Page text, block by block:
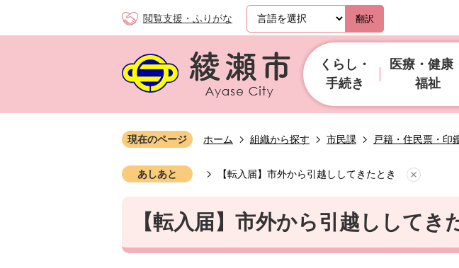
閲覧支援・ふりがな 翻訳
くらし・
手続き
医療・健康
福祉
現在のページ ホーム 組織から探す 市民課 戸籍・住民票・印
あしあと 【転入届】市外から引越ししてきたとき
【転入届】市外から引越ししてき